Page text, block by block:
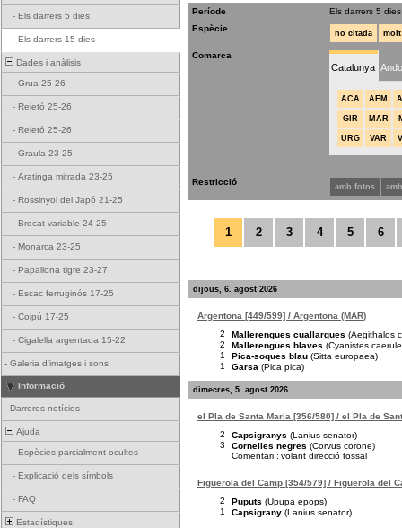
- Els darrers 5 dies
- Els darrers 15 dies
Dades i anàlisis
- Grua 25-26
- Reietó 25-26
- Reietó 25-26
- Graula 23-25
- Aratinga mitrada 23-25
- Rossinyol del Japó 21-25
- Brocat variable 24-25
- Monarca 23-25
- Papallona tigre 23-27
- Escac ferruginós 17-25
- Coipú 17-25
- Cigalella argentada 15-22
- Galeria d'imatges i sons
Informació
- Darreres notícies
Ajuda
- Espècies parcialment ocultes
- Explicació dels símbols
- FAQ
Estadístiques
Període
Els darrers 5 dies
Espècie
no citada
Comarca
Catalunya
ACA AEM
GIR MAR
URG VAR
Restricció amb fotos
1 2 3 4 5 6
dijous, 6. agost 2026
Argentona [449/599] / Argentona (MAR)
2
Mallerengues cuallargues (Aegithalos
2
Mallerengues blaves (Cyanistes
1
Pica-soques blau (Sitta europaea)
1
Garsa (Pica pica)
dimecres, 5. agost 2026
el Pla de Santa Maria [356/580] / el Pla de
2
Capsigranys (Lanius senator)
3
Cornelles negres (Corvus corone)
Comentari : volant direcció tossal
Figuerola del Camp [354/579] / Figuerola del
2
Puputs (Upupa epops)
1
Capsigrany (Lanius senator)